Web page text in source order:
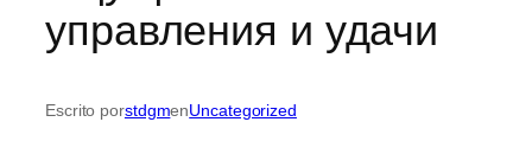
управления и удачи
Escrito porstdgmenUncategorized